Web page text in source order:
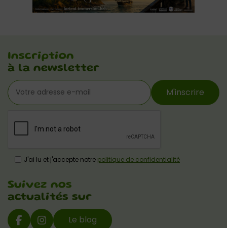
Inscription
à la newsletter
M'inscrire
J'ai lu et j'accepte notre politique de confidentialité
Suivez nos
actualités sur
Le blog